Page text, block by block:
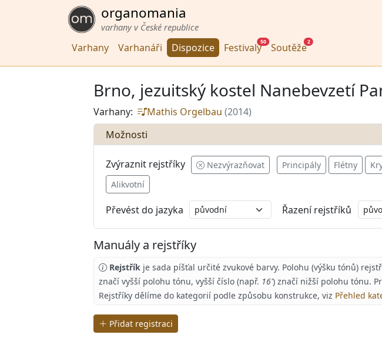
organomania
varhany v České republice
Varhany Varhanáři Dispozice Festivaly50 Soutěže2
Brno, jezuitský kostel Nanebevzetí
Varhany: Mathis Orgelbau (2014)
Možnosti
Zvýraznit rejstříky Nezvýrazňovat Principály Flétny
Alikvotní
Převést do jazyka Řazení rejstříků
Manuály a rejstříky
Rejstřík je sada píšťal určité zvukové barvy. Polohu (výšku tónů)
značí vyšší polohu tónu, vyšší číslo (např. 16') značí nižší polohu tónu.
Rejstříky dělíme do kategorií podle způsobu konstrukce, viz Přehled
Přidat registraci